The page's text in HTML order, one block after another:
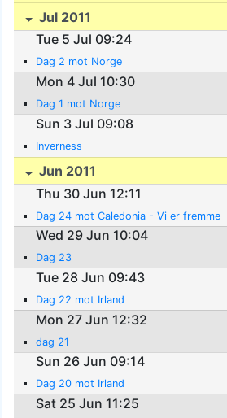
Jul 2011
Tue 5 Jul 09:24
Dag 2 mot Norge
Mon 4 Jul 10:30
Dag 1 mot Norge
Sun 3 Jul 09:08
Inverness
Jun 2011
Thu 30 Jun 12:11
Dag 24 mot Caledonia - Vi er fremme
Wed 29 Jun 10:04
Dag 23
Tue 28 Jun 09:43
Dag 22 mot Irland
Mon 27 Jun 12:32
dag 21
Sun 26 Jun 09:14
Dag 20 mot Irland
Sat 25 Jun 11:25